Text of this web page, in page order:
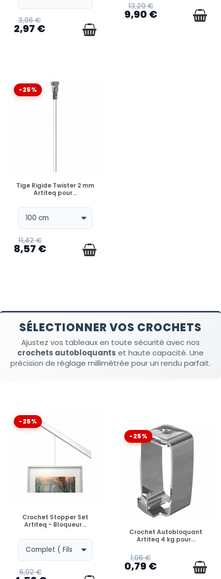
3,96 €
2,97 €
13,20 €
9,90 €
-25%
EN STOCK
Tige Rigide Twister 2 mm
Artiteq pour...
11,42 €
8,57 €
SÉLECTIONNER VOS CROCHETS
Ajustez vos tableaux en toute sécurité avec nos
crochets autobloquants et haute capacité. Une
précision de réglage millimétrée pour un rendu parfait.
-25%
EN STOCK
Crochet Stopper Set
Artiteq - Bloqueur...
6,02 €
-25%
Crochet Autobloquant
Artiteq 4 kg pour...
1,06 €
0,79 €